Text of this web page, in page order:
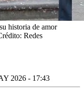
historia de amor
Redes
2026 - 17:43